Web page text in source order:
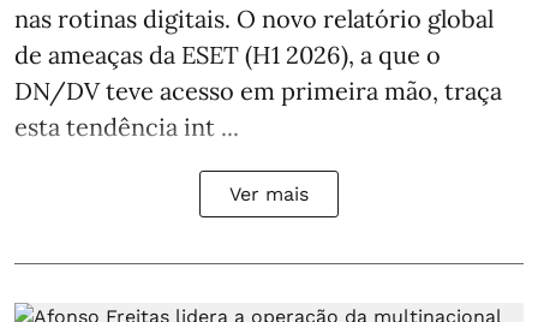
nas rotinas digitais. O novo relatório global
de ameaças da ESET (H1 2026), a que o
DN/DV teve acesso em primeira mão, traça
esta tendência int ...
Ver mais